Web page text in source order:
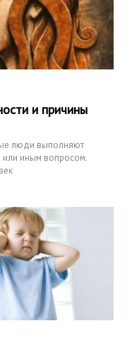
и причины
люди выполняют
или иным вопросом.